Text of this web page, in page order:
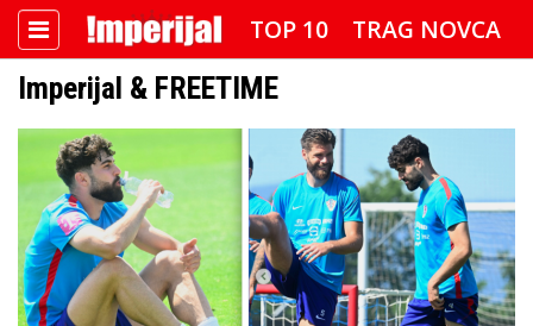
TOP 10
TRAG NOVCA
DETEKTOR
FOTO SPECIJAL
IMPERIJAL VIDEO
RADAR
IMPERIJAL & FREETIME
IMPERIJALOVE POZNATE FACE
Imperijal & FREETIME